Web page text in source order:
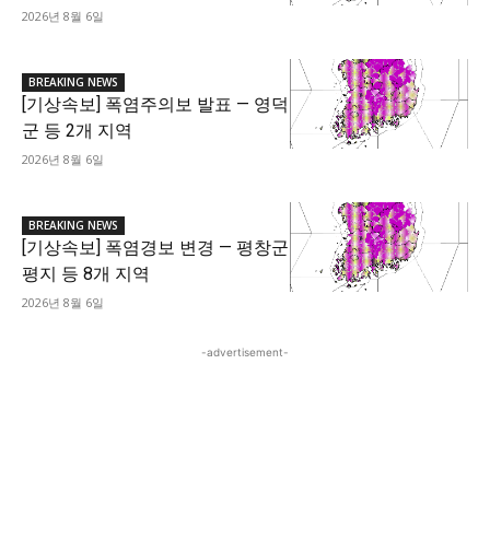
2026년 8월 6일
BREAKING NEWS
[기상속보] 폭염주의보 발표 — 영덕
군 등 2개 지역
2026년 8월 6일
BREAKING NEWS
[기상속보] 폭염경보 변경 — 평창군
평지 등 8개 지역
2026년 8월 6일
-advertisement-